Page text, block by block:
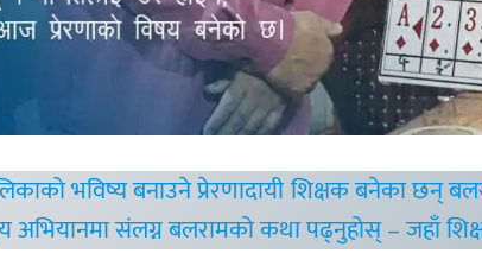
भविष्य बनाउने प्रेरणादायी शिक्षक बनेका छन्
अभियानमा संलग्न बलरामको कथा पढ्नुहोस् – जहाँ